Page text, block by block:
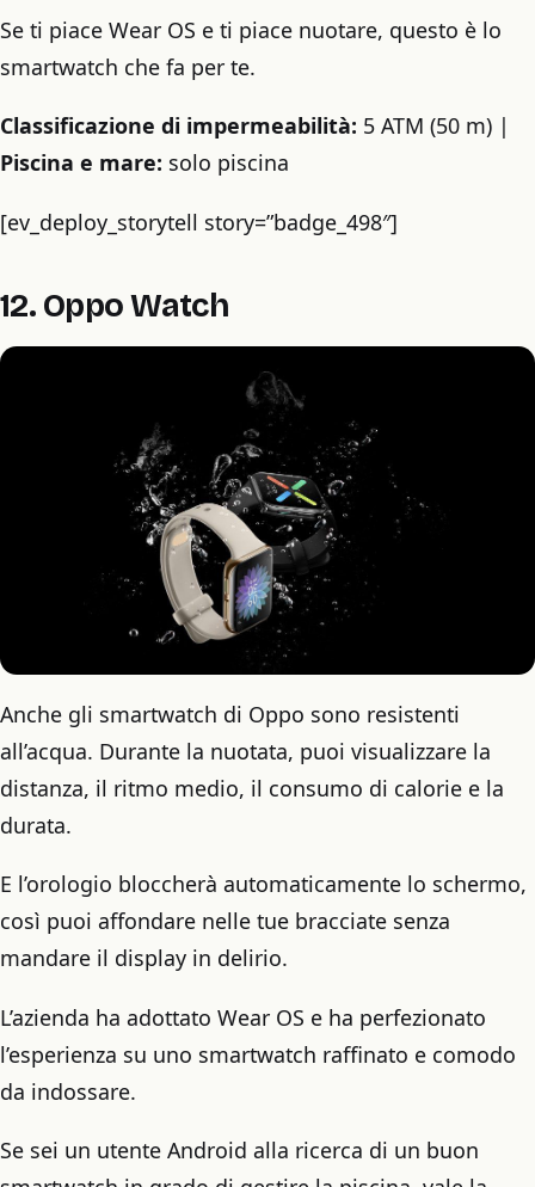
Se ti piace Wear OS e ti piace nuotare, questo è lo
smartwatch che fa per te.
Classificazione di impermeabilità: 5 ATM (50 m) |
Piscina e mare: solo piscina
[ev_deploy_storytell story=”badge_498″]
12. Oppo Watch
Anche gli smartwatch di Oppo sono resistenti
all’acqua. Durante la nuotata, puoi visualizzare la
distanza, il ritmo medio, il consumo di calorie e la
durata.
E l’orologio bloccherà automaticamente lo schermo,
così puoi affondare nelle tue bracciate senza
mandare il display in delirio.
L’azienda ha adottato Wear OS e ha perfezionato
l’esperienza su uno smartwatch raffinato e comodo
da indossare.
Se sei un utente Android alla ricerca di un buon